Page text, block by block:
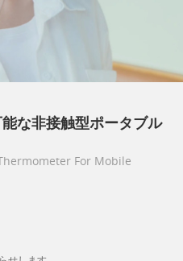
な非接触型ポータブル
For Mobile